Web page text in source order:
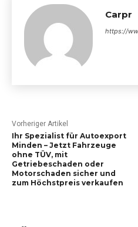
Carpr
https://
Vorheriger Artikel
Ihr Spezialist für Autoexport
Minden – Jetzt Fahrzeuge
ohne TÜV, mit
Getriebeschaden oder
Motorschaden sicher und
zum Höchstpreis verkaufen